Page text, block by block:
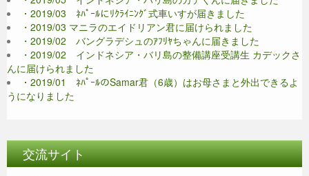
・2019/03 ﾈﾊﾟｰﾙにﾘｸﾗｲﾆﾝｸﾞ式車いすが届きました
・2019/03 マニラのエイドリアン君に届けられました
・2019/02 バングラデシュのｱﾌﾘﾔちゃんに届きました
・2019/02 インドネシア・バリ島の整備講座受講生 カデックさ
んに届けられました
・2019/01 ﾈﾊﾟｰﾙのSamar君（6歳）はお母さまと外出できるよ
うになりました
交流サイト